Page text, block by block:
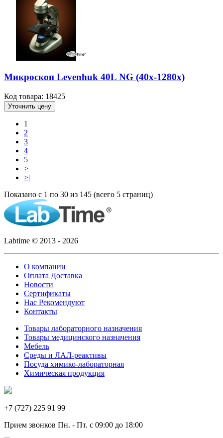
Микроскоп Levenhuk 40L NG (40х-1280х)
Код товара: 18425
Уточнить цену
1
2
3
4
5
>
>|
Показано с 1 по 30 из 145 (всего 5 страниц)
Labtime © 2013 - 2026
О компании
Оплата Доставка
Новости
Сертификаты
Нас Рекомендуют
Контакты
Товары лабораторного назначения
Товары медицинского назначения
Мебель
Среды и ЛАЛ-реактивы
Посуда химико-лабораторная
Химическая продукция
+7 (727) 225 91 99
Прием звонков Пн. - Пт. с 09:00 до 18:00